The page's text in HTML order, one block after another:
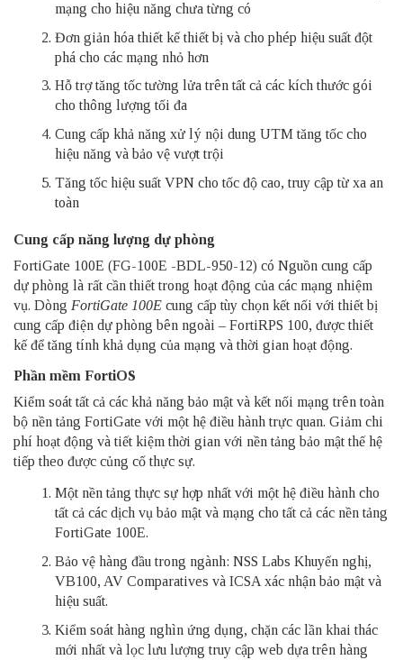
mạng cho hiệu năng chưa từng có
Đơn giản hóa thiết kế thiết bị và cho phép hiệu suất đột
phá cho các mạng nhỏ hơn
Hỗ trợ tăng tốc tường lửa trên tất cả các kích thước gói
cho thông lượng tối đa
Cung cấp khả năng xử lý nội dung UTM tăng tốc cho
hiệu năng và bảo vệ vượt trội
Tăng tốc hiệu suất VPN cho tốc độ cao, truy cập từ xa an
toàn
Cung cấp năng lượng dự phòng
FortiGate 100E (FG-100E -BDL-950-12) có Nguồn cung cấp
dự phòng là rất cần thiết trong hoạt động của các mạng nhiệm
vụ. Dòng FortiGate 100E cung cấp tùy chọn kết nối với thiết bị
cung cấp điện dự phòng bên ngoài – FortiRPS 100, được thiết
kế để tăng tính khả dụng của mạng và thời gian hoạt động.
Phần mềm FortiOS
Kiểm soát tất cả các khả năng bảo mật và kết nối mạng trên toàn
bộ nền tảng FortiGate với một hệ điều hành trực quan. Giảm chi
phí hoạt động và tiết kiệm thời gian với nền tảng bảo mật thế hệ
tiếp theo được củng cố thực sự.
Một nền tảng thực sự hợp nhất với một hệ điều hành cho
tất cả các dịch vụ bảo mật và mạng cho tất cả các nền tảng
FortiGate 100E.
Bảo vệ hàng đầu trong ngành: NSS Labs Khuyến nghị,
VB100, AV Comparatives và ICSA xác nhận bảo mật và
hiệu suất.
Kiểm soát hàng nghìn ứng dụng, chặn các lần khai thác
mới nhất và lọc lưu lượng truy cập web dựa trên hàng